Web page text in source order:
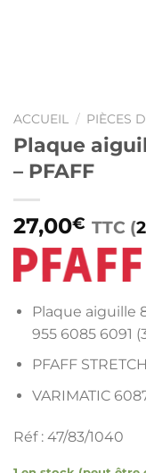
ACCUEIL / PIÈCES
Plaque
– PFAFF
27,00€ TTC (
Plaque aiguille
955 6085 6091
PFAFF
VARIMATIC
Réf : 47/83/1040